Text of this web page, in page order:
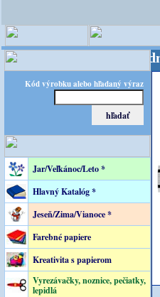
Kód výrobku alebo hľadaný výraz
Jar/Veľkánoc/Leto *
Hlavný Katalóg *
Jeseň/Zima/Vianoce *
Farebné papiere
Kreativita s papierom
Vyrezávačky, noznice, pečiatky,
lepidlá
za výhodnú cenu!